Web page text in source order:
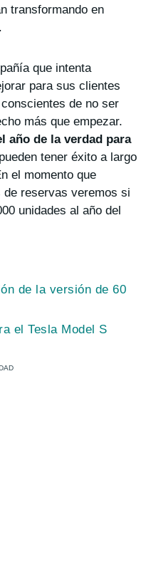
transformando en
que intenta
para sus clientes
de no ser
más que empezar.
año de la verdad para
tener éxito a largo
el momento que
reservas veremos si
unidades al año del
de la versión de 60
el Tesla Model S